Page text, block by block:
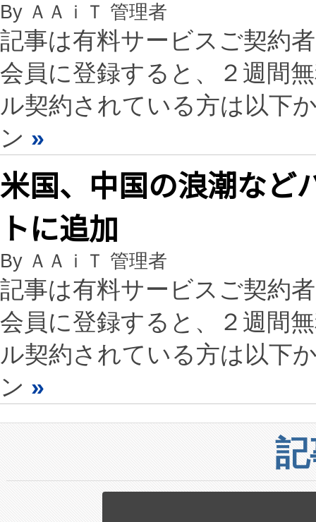
By ＡＡｉＴ 管理者
記事は有料サービスご契約
会員に登録すると、２週間
ル契約されている方は以下
ン »
米国、中国の浪潮など
トに追加
By ＡＡｉＴ 管理者
記事は有料サービスご契約
会員に登録すると、２週間
ル契約されている方は以下
ン »